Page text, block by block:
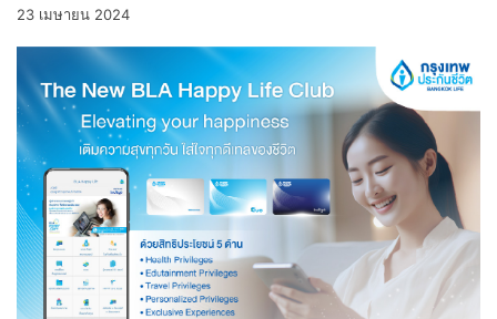
23 เมษายน 2024